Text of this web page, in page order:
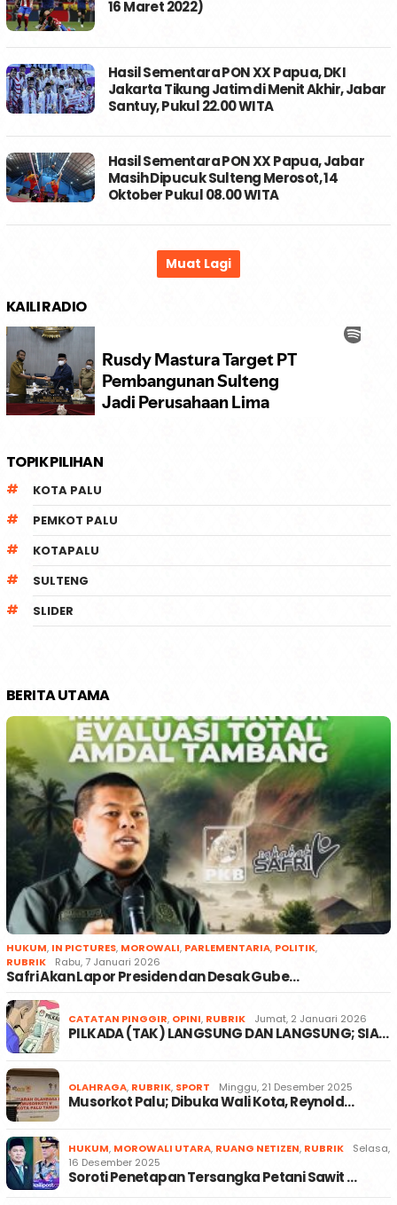
16 Maret 2022)
Hasil Sementara PON XX Papua, DKI
Jakarta Tikung Jatim di Menit Akhir, Jabar
Santuy, Pukul 22.00 WITA
Hasil Sementara PON XX Papua, Jabar
Masih Dipucuk Sulteng Merosot, 14
Oktober Pukul 08.00 WITA
KAILI RADIO
TOPIK PILIHAN
KOTA PALU
PEMKOT PALU
KOTAPALU
SULTENG
SLIDER
BERITA UTAMA
HUKUM, IN PICTURES, MOROWALI, PARLEMENTARIA, POLITIK,
RUBRIK
Rabu, 7 Januari 2026
Safri Akan Lapor Presiden dan Desak Gube…
CATATAN PINGGIR, OPINI, RUBRIK Jumat, 2 Januari 2026
PILKADA (TAK) LANGSUNG DAN LANGSUNG; SIA…
OLAHRAGA, RUBRIK, SPORT Minggu, 21 Desember 2025
Musorkot Palu; Dibuka Wali Kota, Reynold…
HUKUM, MOROWALI UTARA, RUANG NETIZEN, RUBRIK
Selasa,
16 Desember 2025
Soroti Penetapan Tersangka Petani Sawit …